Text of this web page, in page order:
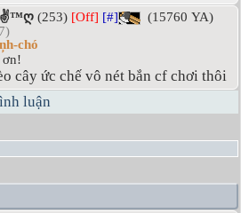
(253) [Off] [#]
(15760 YA)
chó
ơn!
cây ức chế vô nét bắn cf chơi thôi
luận